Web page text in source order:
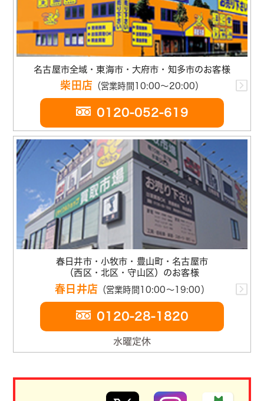
名古屋市全域・東海市・大府市・知多市のお客様
柴田店 （営業時間10:00～20:00）
0120-052-619
春日井市・小牧市・豊山町・名古屋市
（西区・北区・守山区）のお客様
春日井店 （営業時間10:00～19:00）
0120-28-1820
水曜定休